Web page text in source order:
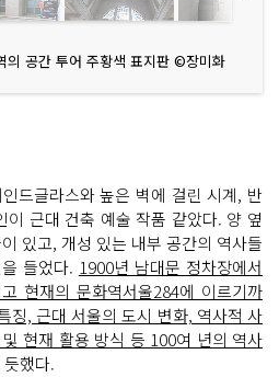
의 공간 투어 주황색 표지판 ©장미화
드글라스와 높은 벽에 걸린 시계, 반
이 근대 건축 예술 작품 같았다. 양 옆
있고, 개성 있는 내부 공간의 역사들
들었다. 1900년 남대문 정차장에서
현재의 문화역서울284에 이르기까
징, 근대 서울의 도시 변화, 역사적 사
현재 활용 방식 등 100여 년의 역사
했다.